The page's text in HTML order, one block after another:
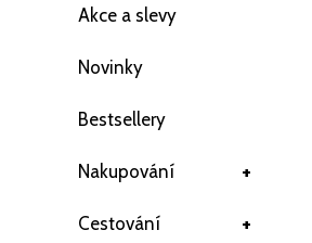
Akce a slevy
Novinky
Bestsellery
+
Nakupování
+
Cestování